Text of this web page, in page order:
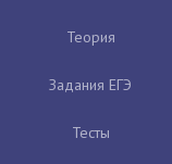
Теория
Задания ЕГЭ
Тесты